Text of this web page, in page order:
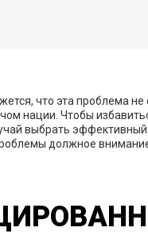
что эта проблема
нации. Чтобы
выбрать
должное